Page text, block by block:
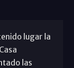
lugar la
las